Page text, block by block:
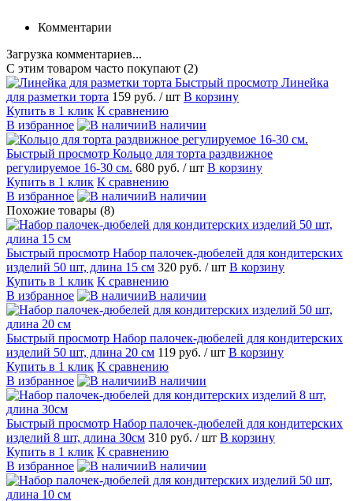
Комментарии
Загрузка комментариев...
С этим товаром часто покупают (2)
Быстрый просмотр Линейка
для разметки торта 159 руб. / шт В корзину
Купить в 1 клик К сравнению
В избранное
В наличии
Быстрый просмотр Кольцо для торта раздвижное
регулируемое 16-30 см. 680 руб. / шт В корзину
Купить в 1 клик К сравнению
В избранное
В наличии
Похожие товары (8)
Быстрый просмотр Набор палочек-дюбелей для кондитерских
изделий 50 шт, длина 15 см 320 руб. / шт В корзину
Купить в 1 клик К сравнению
В избранное
В наличии
Быстрый просмотр Набор палочек-дюбелей для кондитерских
изделий 50 шт, длина 20 см 119 руб. / шт В корзину
Купить в 1 клик К сравнению
В избранное
В наличии
Быстрый просмотр Набор палочек-дюбелей для кондитерских
изделий 8 шт, длина 30см 310 руб. / шт В корзину
Купить в 1 клик К сравнению
В избранное
В наличии